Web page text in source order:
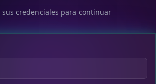
credenciales para continuar